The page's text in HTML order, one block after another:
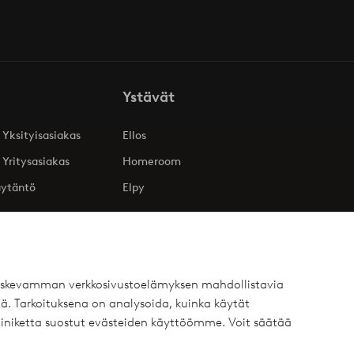
verkkosivustoelämyksen mahdollistavia
Tarkoituksena on analysoida, kuinka käytät
suostut evästeiden käyttöömme. Voit säätää
Ystävät
Ellos
Homeroom
Elpy